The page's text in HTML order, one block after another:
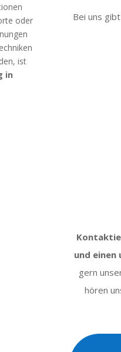
oder
ist
in
Bei uns
und
gern
hören